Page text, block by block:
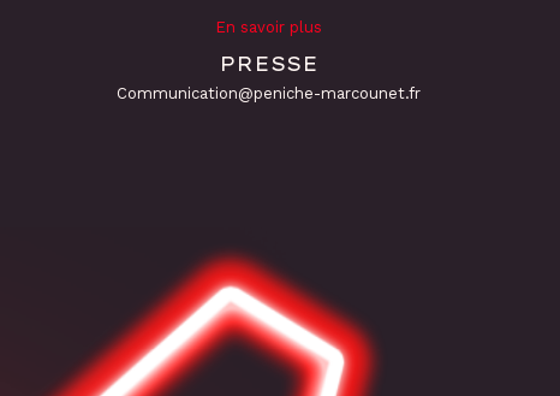
En savoir plus
PRESSE
Communication@peniche-marcounet.fr